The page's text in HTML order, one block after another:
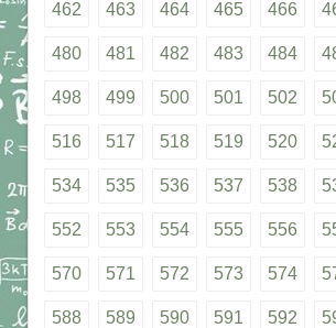
462 463 464 465 466
480 481 482 483 484
498 499 500 501 502
516 517 518 519 520
534 535 536 537 538
552 553 554 555 556
570 571 572 573 574
588 589 590 591 592